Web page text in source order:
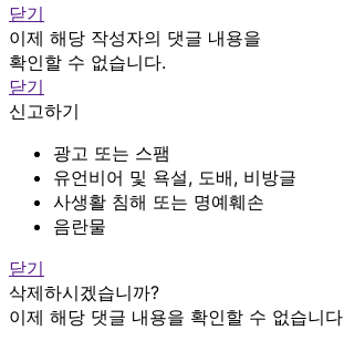
닫기
이제 해당 작성자의 댓글 내용을
확인할 수 없습니다.
닫기
신고하기
광고 또는 스팸
유언비어 및 욕설, 도배, 비방글
사생활 침해 또는 명예훼손
음란물
닫기
삭제하시겠습니까?
이제 해당 댓글 내용을 확인할 수 없습니다